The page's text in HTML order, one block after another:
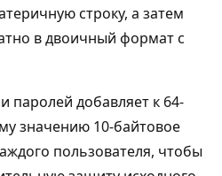
строку, а затем
в двоичный формат с
паролей добавляет к 64-
значению 10-байтовое
пользователя, чтобы